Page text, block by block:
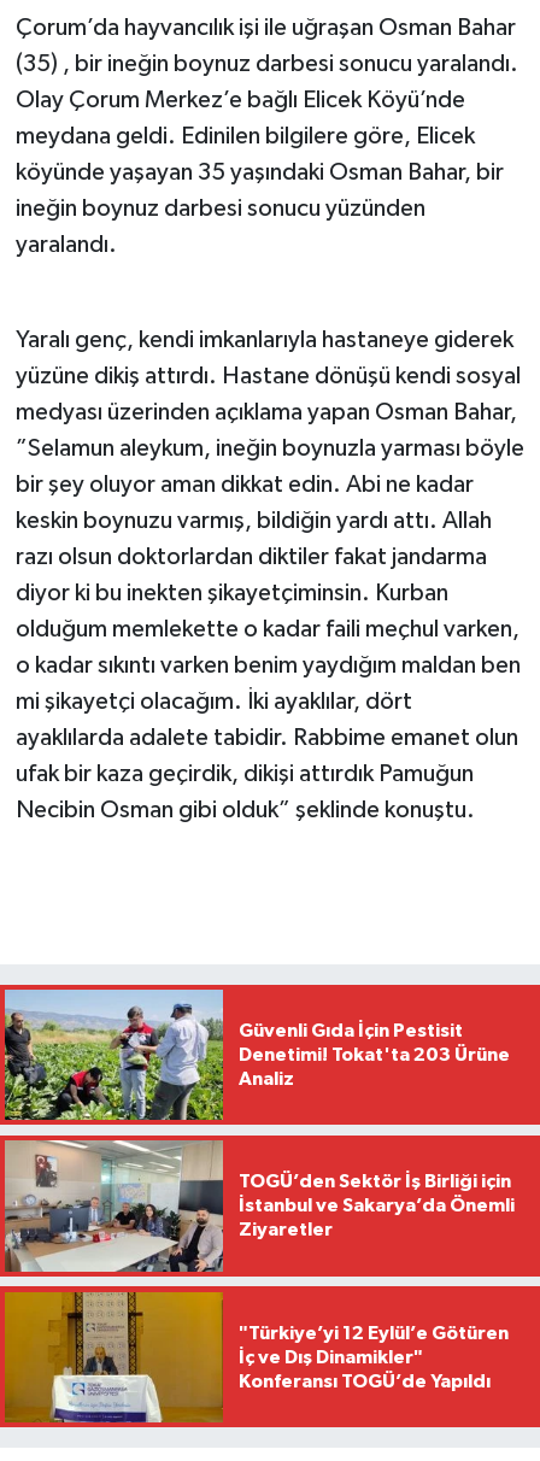
Çorum’da hayvancılık işi ile uğraşan Osman Bahar
(35) , bir ineğin boynuz darbesi sonucu yaralandı.
Olay Çorum Merkez’e bağlı Elicek Köyü’nde
meydana geldi. Edinilen bilgilere göre, Elicek
köyünde yaşayan 35 yaşındaki Osman Bahar, bir
ineğin boynuz darbesi sonucu yüzünden
yaralandı.
Yaralı genç, kendi imkanlarıyla hastaneye giderek
yüzüne dikiş attırdı. Hastane dönüşü kendi sosyal
medyası üzerinden açıklama yapan Osman Bahar,
”Selamun aleykum, ineğin boynuzla yarması böyle
bir şey oluyor aman dikkat edin. Abi ne kadar
keskin boynuzu varmış, bildiğin yardı attı. Allah
razı olsun doktorlardan diktiler fakat jandarma
diyor ki bu inekten şikayetçiminsin. Kurban
olduğum memlekette o kadar faili meçhul varken,
o kadar sıkıntı varken benim yaydığım maldan ben
mi şikayetçi olacağım. İki ayaklılar, dört
ayaklılarda adalete tabidir. Rabbime emanet olun
ufak bir kaza geçirdik, dikişi attırdık Pamuğun
Necibin Osman gibi olduk” şeklinde konuştu.
Güvenli Gıda İçin Pestisit
Denetimi! Tokat'ta 203 Ürüne
Analiz
TOGÜ’den Sektör İş Birliği için
İstanbul ve Sakarya’da Önemli
Ziyaretler
"Türkiye’yi 12 Eylül’e Götüren
İç ve Dış Dinamikler"
Konferansı TOGÜ’de Yapıldı